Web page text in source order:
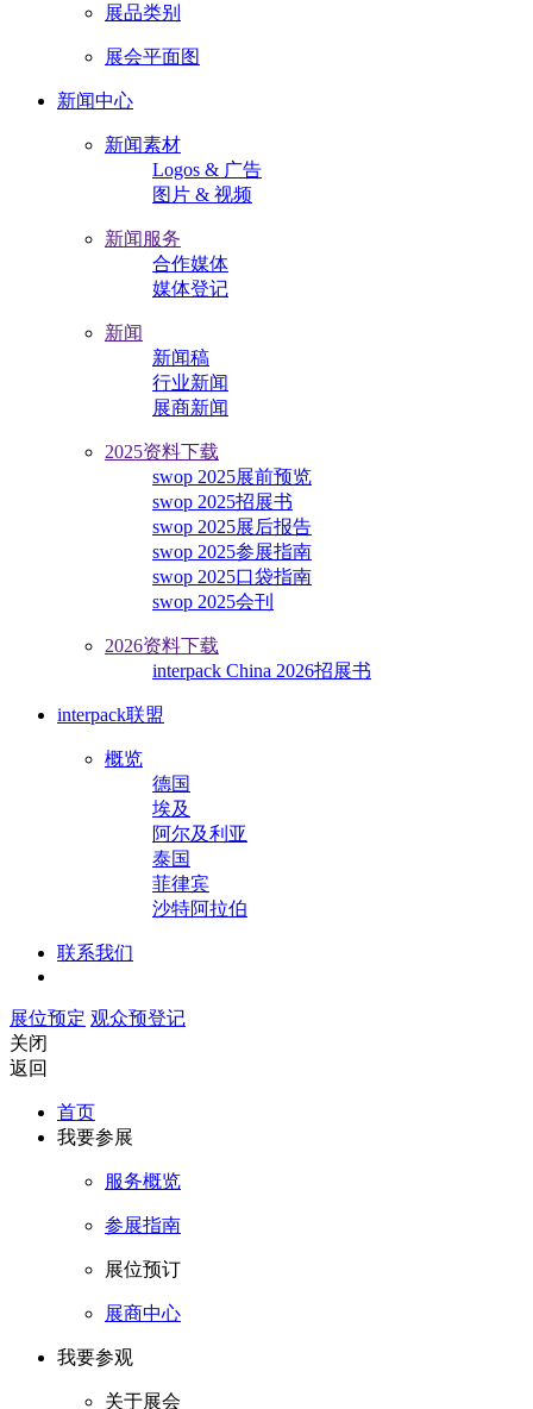
展品类别
展会平面图
新闻中心
新闻素材
Logos & 广告
图片 & 视频
新闻服务
合作媒体
媒体登记
新闻
新闻稿
行业新闻
展商新闻
2025资料下载
swop 2025展前预览
swop 2025招展书
swop 2025展后报告
swop 2025参展指南
swop 2025口袋指南
swop 2025会刊
2026资料下载
interpack China 2026招展书
interpack联盟
概览
德国
埃及
阿尔及利亚
泰国
菲律宾
沙特阿拉伯
联系我们
展位预定 观众预登记
关闭
返回
首页
我要参展
服务概览
参展指南
展位预订
展商中心
我要参观
关于展会